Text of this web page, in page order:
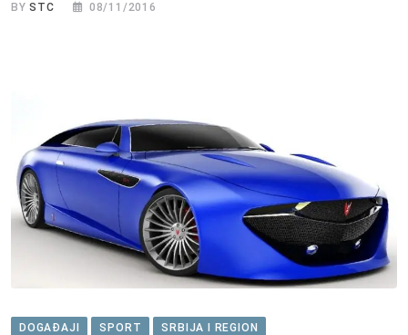
BYSTC 08/11/2016
DOGAĐAJI SPORT SRBIJA I REGION